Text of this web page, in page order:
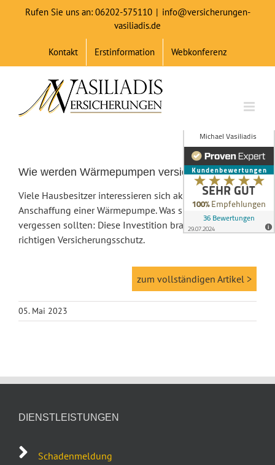
Rufen Sie uns an: 06202-575110 | info@versicherungen-
vasiliadis.de
Kontakt Erstinformation Webkonferenz
Wie werden Wärmepumpen versichert?
Viele Hausbesitzer interessieren sich aktuell für die
Anschaffung einer Wärmepumpe. Was sie dabei nicht
vergessen sollten: Diese Investition braucht den
richtigen Versicherungsschutz.
zum vollständigen Artikel >
05. Mai 2023
DIENSTLEISTUNGEN
Schadenmeldung